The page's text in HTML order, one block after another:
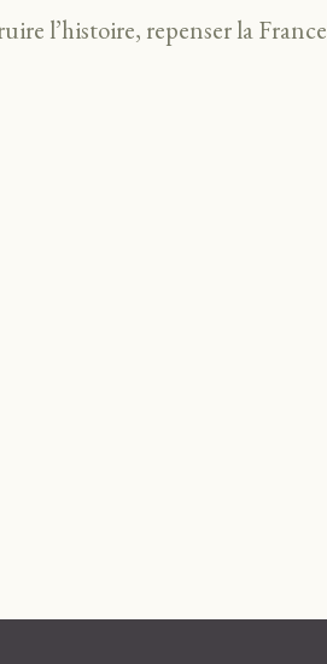
l’histoire, repenser la France